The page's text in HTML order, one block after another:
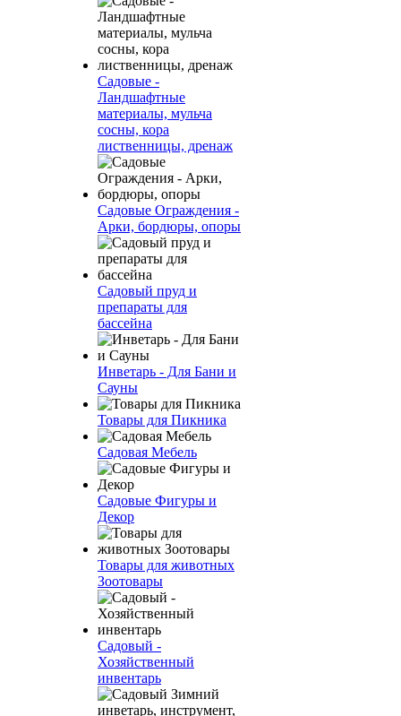
Садовые -
Ландшафтные
материалы, мульча
сосны, кора
лиственницы, дренаж
Садовые Ограждения -
Арки, бордюры, опоры
Садовый пруд и
препараты для
бассейна
Инветарь - Для Бани и
Сауны
Товары для Пикника
Садовая Мебель
Садовые Фигуры и
Декор
Товары для животных
Зоотовары
Садовый -
Хозяйственный
инвентарь